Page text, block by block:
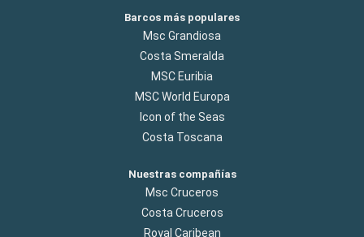
Barcos más populares
Msc Grandiosa
Costa Smeralda
MSC Euribia
MSC World Europa
Icon of the Seas
Costa Toscana
Nuestras compañías
Msc Cruceros
Costa Cruceros
Royal Caribean